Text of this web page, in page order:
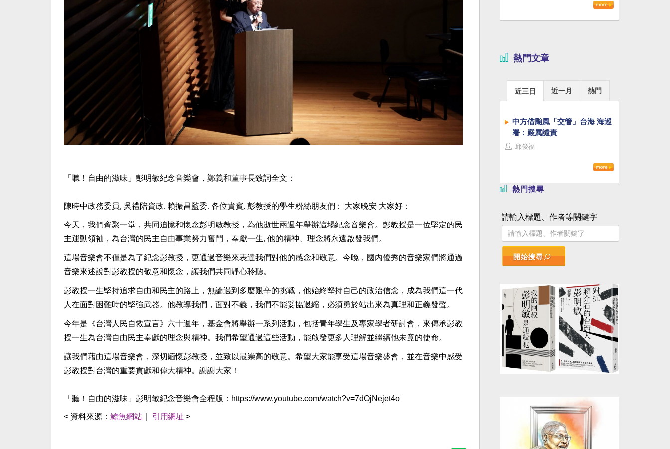
「聽！自由的滋味」彭明敏紀念音樂會，鄭義和董事長致詞全文：
陳時中政務委員, 吳禮陪資政. 賴振昌監委. 各位貴賓, 彭教授的學生粉絲朋友們： 大家晚安 大家好：
今天，我們齊聚一堂，共同追憶和懷念彭明敏教授，為他逝世兩週年舉辦這場紀念音樂會。彭教授是一位堅定的民
主運動領袖，為台灣的民主自由事業努力奮鬥，奉獻一生, 他的精神、理念將永遠啟發我們。
這場音樂會不僅是為了紀念彭教授，更通過音樂來表達我們對他的感念和敬意。今晚，國內優秀的音樂家們將通過
音樂來述說對彭教授的敬意和懷念，讓我們共同靜心聆聽。
彭教授一生堅持追求自由和民主的路上，無論遇到多麼艱辛的挑戰，他始終堅持自己的政治信念，成為我們這一代
人在面對困難時的堅強武器。他教導我們，面對不義，我們不能妥協退縮，必須勇於站出來為真理和正義發聲。
今年是《台灣人民自救宣言》六十週年，基金會將舉辦一系列活動，包括青年學生及專家學者研討會，來傳承彭教
授一生為台灣自由民主奉獻的理念與精神。我們希望通過這些活動，能啟發更多人理解並繼續他未竟的使命。
讓我們藉由這場音樂會，深切緬懷彭教授，並致以最崇高的敬意。希望大家能享受這場音樂盛會，並在音樂中感受
彭教授對台灣的重要貢獻和偉大精神。謝謝大家！
「聽！自由的滋味」彭明敏紀念音樂會全程版：https://www.youtube.com/watch?v=7dOjNejet4o
< 資料來源： 鯨魚網站 引用網址 >
熱門文章
近三日 近一月 熱門
中方借颱風「交管」台海 海巡
署：嚴厲譴責
邱俊福
熱門搜尋
請輸入標題、作者等關鍵字
開始搜尋